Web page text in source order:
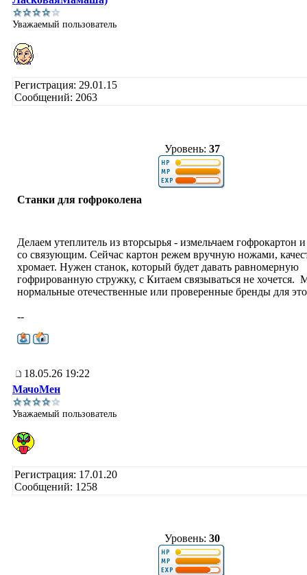
Уважаемый пользователь
Регистрация: 29.01.15
Сообщений: 2063
Уровень: 37
Станки для гофроколена
Делаем утеплитель из вторсырья - измельчаем гофрокартон
со связующим. Сейчас картон режем вручную ножами,
хромает. Нужен станок, который будет давать равномерную
гофрированную стружку, с Китаем связываться не хочется.
нормальные отечественные или проверенные бренды для
--
18.05.26 19:22
МачоМен
Уважаемый пользователь
Регистрация: 17.01.20
Сообщений: 1258
Уровень: 30